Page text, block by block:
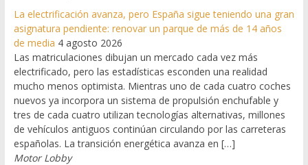
La electrificación avanza, pero España sigue teniendo una gran
asignatura pendiente: renovar un parque de más de 14 años
de media 4 agosto 2026
Las matriculaciones dibujan un mercado cada vez más
electrificado, pero las estadísticas esconden una realidad
mucho menos optimista. Mientras uno de cada cuatro coches
nuevos ya incorpora un sistema de propulsión enchufable y
tres de cada cuatro utilizan tecnologías alternativas, millones
de vehículos antiguos continúan circulando por las carreteras
españolas. La transición energética avanza en […]
Motor Lobby